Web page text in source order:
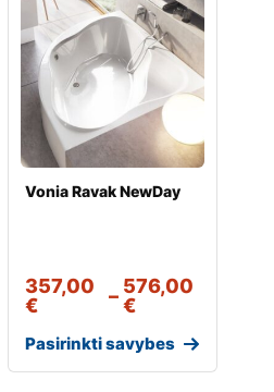
Vonia Ravak NewDay
357,00
€
– 576,00
€
Pasirinkti savybes